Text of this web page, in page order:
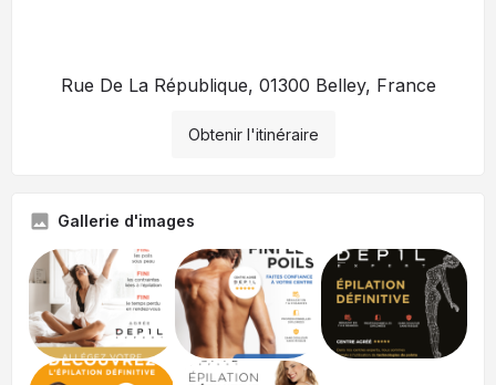
Rue De La République, 01300 Belley, France
Obtenir l'itinéraire
Gallerie d'images